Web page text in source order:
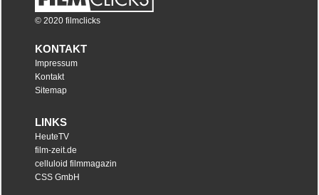
© 2020 filmclicks
KONTAKT
Impressum
Kontakt
Sitemap
LINKS
HeuteTV
film-zeit.de
celluloid filmmagazin
CSS GmbH